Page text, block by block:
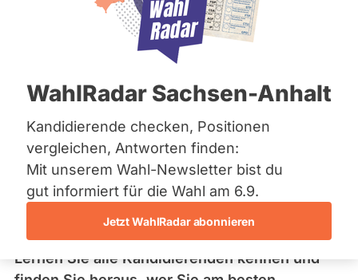
Bremen
Hamburg
Mecklenburg-Vorpommern
Nordrhein-Westfalen
Saarland
Sachsen
Sachsen-Anhalt
Sachsen-Anhalt
Schleswig-Holstein
Thüringen
Archiv
Über uns
WahlRadar Sachsen-Anhalt
Kandidierende checken, Positionen
vergleichen, Antworten finden:
Mit unserem Wahl-Newsletter bist du
gut informiert für die Wahl am 6.9.
Jetzt WahlRadar abonnieren
Fragen Sie Ihre
Kandidierenden
Informieren Sie sich über die Kandidierenden für die Wahl des
EU-Parlamentes 2024!
Lernen Sie alle Kandidierenden kennen und